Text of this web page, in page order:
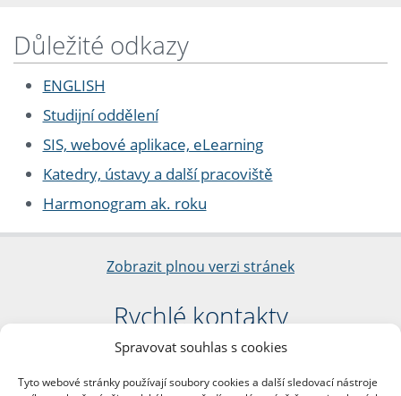
Spravovat souhlas s cookies
Tyto webové stránky používají soubory cookies a další sledovací nástroje
Důležité odkazy
ENGLISH
Studijní oddělení
SIS, webové aplikace, eLearning
Katedry, ústavy a další pracoviště
Harmonogram ak. roku
Zobrazit plnou verzi stránek
Rychlé kontakty
Filozofická fakulta
nám. Jana Palacha 1/2